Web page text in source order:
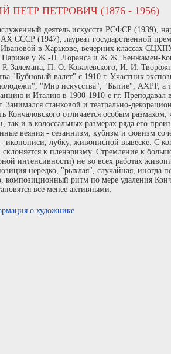
ПЕТРОВИЧ (1876 - 1956)
деятель искусств РСФСР (1939),
СССР (1947), лауреат государственной
в Харькове, вечерних классах
у Ж.-П. Лоранса и Ж.Ж. Бенжамен-
Залемана, П. О. Ковалевского, И. И.
"Бубновый валет" с 1910 г. Участник
"Мир искусства", "Бытие", АХРР, а
и Италию в 1900-1910-е гг.
Занимался станковой и театрально-
Кончаловского отличается особым размахом,
так и в колоссальных размерах ряда его
веяния - сезаннизм, кубизм и фовизм
иконописи, лубку, живописной вывеске. С
склоняется к пленэризму. Стремление к
интенсивности) не во всех работах
нередко, "рыхлая", случайная, иногда
композиционный ритм по мере удаления
все менее активными.
о художнике